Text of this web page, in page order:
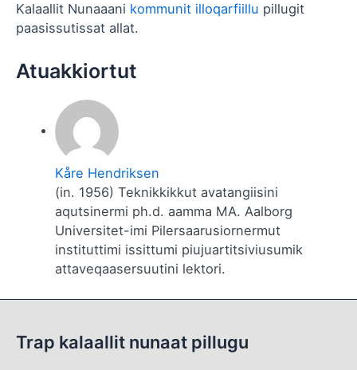
Kalaallit Nunaaani kommunit illoqarfiillu pillugit
paasissutissat allat.
Kåre Hendriksen
(in. 1956) Teknikkikkut avatangiisini
aqutsinermi ph.d. aamma MA. Aalborg
Universitet-imi Pilersaarusiornermut
instituttimi issittumi piujuartitsiviusumik
attaveqaasersuutini lektori.
Trap kalaallit nunaat pillugu